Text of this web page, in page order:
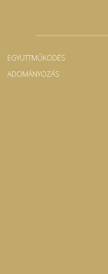
EGYÜTTMŰKÖDÉS
ADOMÁNYOZÁS